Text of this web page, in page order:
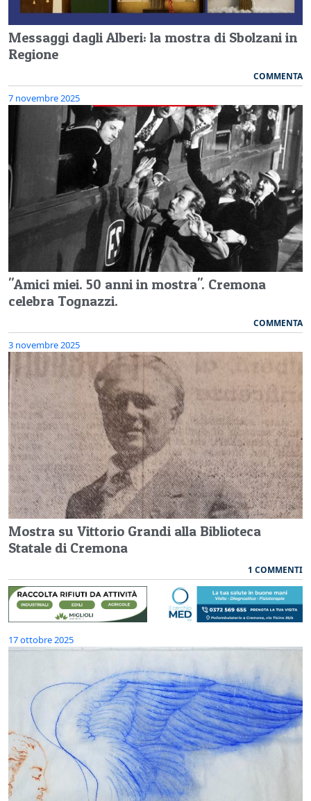
Messaggi dagli Alberi: la mostra di Sbolzani in
Regione
COMMENTA
7 novembre 2025
"Amici miei. 50 anni in mostra". Cremona
celebra Tognazzi.
COMMENTA
3 novembre 2025
Mostra su Vittorio Grandi alla Biblioteca
Statale di Cremona
1 COMMENTI
17 ottobre 2025